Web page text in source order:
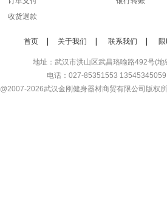
收货退款
首页 关于我们 联系我们
地址：武汉市洪山区武昌珞喻路492号(
电话：027-85351553
@2007-2026武汉金刚健身器材商贸有限公司 版权